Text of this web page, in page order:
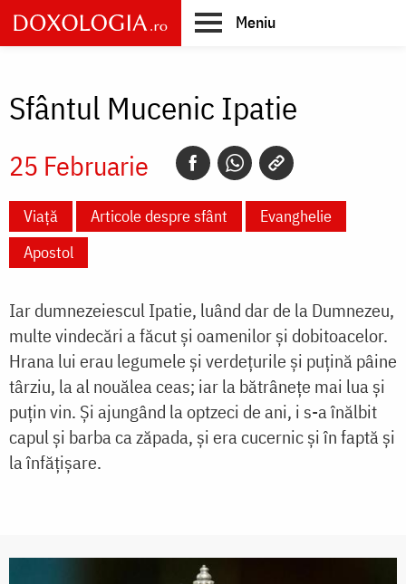
Skip
to
main
Meniu
Sfântul Mucenic Ipatie
25 Februarie
Viață Articole despre sfânt
Evanghelie
Apostol
Iar dumnezeiescul Ipatie, luând dar de la Dumnezeu,
multe vindecări a făcut şi oamenilor şi dobitoacelor.
Hrana lui erau legumele şi verdeţurile şi puţină pâine
târziu, la al nouălea ceas; iar la bătrâneţe mai lua şi
puţin vin. Şi ajungând la optzeci de ani, i s-a înălbit
capul şi barba ca zăpada, şi era cucernic şi în faptă şi
la înfăţişare.